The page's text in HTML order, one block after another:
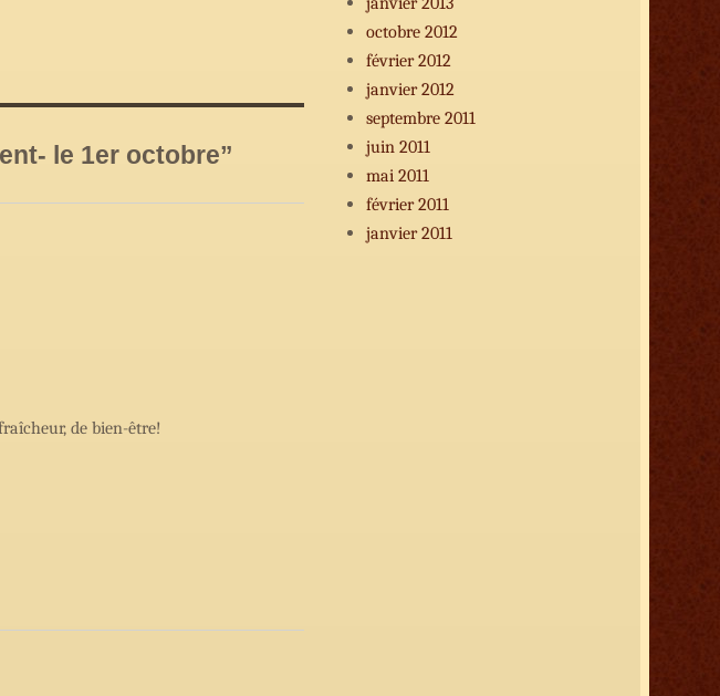
le 1er octobre”
de bien-être!
octobre 2012
février 2012
janvier 2012
septembre 2011
juin 2011
mai 2011
février 2011
janvier 2011